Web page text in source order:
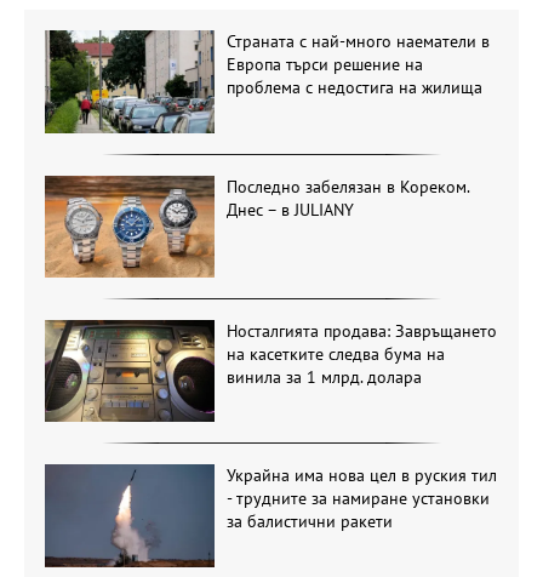
Страната с най-много наематели в
Европа търси решение на
проблема с недостига на жилища
Последно забелязан в Кореком.
Днес – в JULIANY
Носталгията продава: Завръщането
на касетките следва бума на
винила за 1 млрд. долара
Украйна има нова цел в руския тил
- трудните за намиране установки
за балистични ракети